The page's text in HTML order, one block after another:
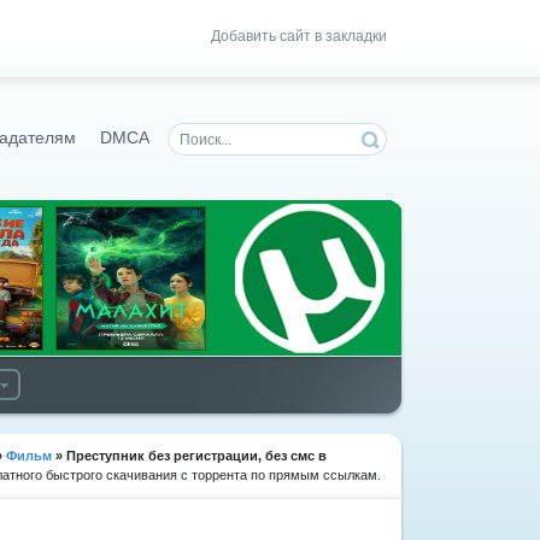
Добавить сайт в закладки
DMCA
Фильм » Преступник без регистрации, без смс в
быстрого скачивания с торрента по прямым ссылкам.